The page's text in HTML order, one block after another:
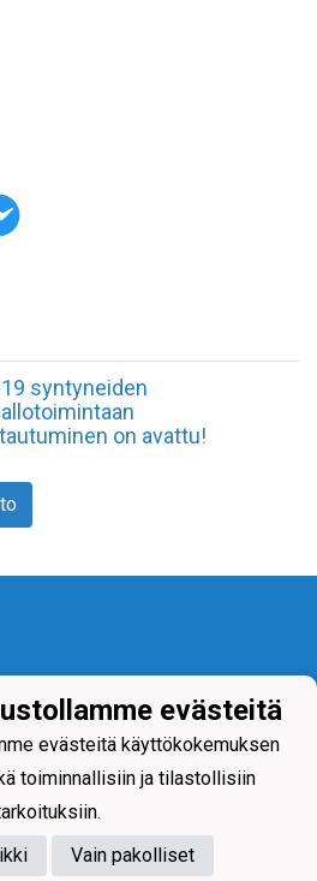
syntyneiden
on avattu!
evästeitä
evästeitä käyttökokemuksen
toiminnallisiin ja tilastollisiin
Vain pakolliset